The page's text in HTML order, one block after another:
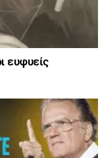
ευφυείς